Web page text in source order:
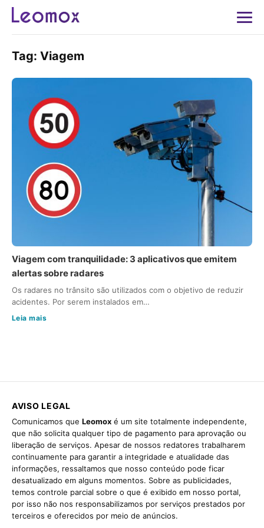
Tag: Viagem
Viagem com tranquilidade: 3 aplicativos que emitem
alertas sobre radares
Os radares no trânsito são utilizados com o objetivo de reduzir
acidentes. Por serem instalados em…
Leia mais
AVISO LEGAL
Comunicamos que Leomox é um site totalmente independente,
que não solicita qualquer tipo de pagamento para aprovação ou
liberação de serviços. Apesar de nossos redatores trabalharem
continuamente para garantir a integridade e atualidade das
informações, ressaltamos que nosso conteúdo pode ficar
desatualizado em alguns momentos. Sobre as publicidades,
temos controle parcial sobre o que é exibido em nosso portal,
por isso não nos responsabilizamos por serviços prestados por
terceiros e oferecidos por meio de anúncios.